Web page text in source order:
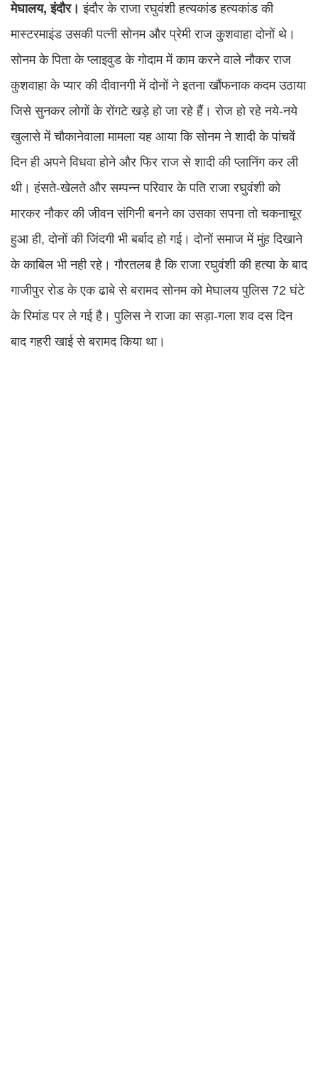
मेघालय, इंदौर।इंदौर के राजा रघुवंशी हत्यकांड हत्यकांड की
मास्टरमाइंड उसकी पत्नी सोनम और प्रेमी राज कुशवाहा दोनों थे।
सोनम के पिता के प्लाइवुड के गोदाम में काम करने वाले नौकर राज
कुशवाहा के प्यार की दीवानगी में दोनों ने इतना खौंफनाक कदम उठाया
जिसे सुनकर लोगों के रोंगटे खड़े हो जा रहे हैं। रोज हो रहे नये-नये
खुलासे में चौकानेवाला मामला यह आया कि सोनम ने शादी के पांचवें
दिन ही अपने विधवा होने और फिर राज से शादी की प्लानिंग कर ली
थी। हंसते-खेलते और सम्पन्न परिवार के पति राजा रघुवंशी को
मारकर नौकर की जीवन संगिनी बनने का उसका सपना तो चकनाचूर
हुआ ही, दोनों की जिंदगी भी बर्बाद हो गई। दोनों समाज में मुंह दिखाने
के काबिल भी नही रहे। गौरतलब है कि राजा रघुवंशी की हत्या के बाद
गाजीपुर रोड के एक ढाबे से बरामद सोनम को मेघालय पुलिस 72 घंटे
के रिमांड पर ले गई है। पुलिस ने राजा का सड़ा-गला शव दस दिन
बाद गहरी खाई से बरामद किया था।